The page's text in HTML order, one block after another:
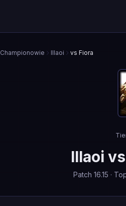
Championowie Illaoi vs Fiora
Illaoi vs
Patch 16.15 ·